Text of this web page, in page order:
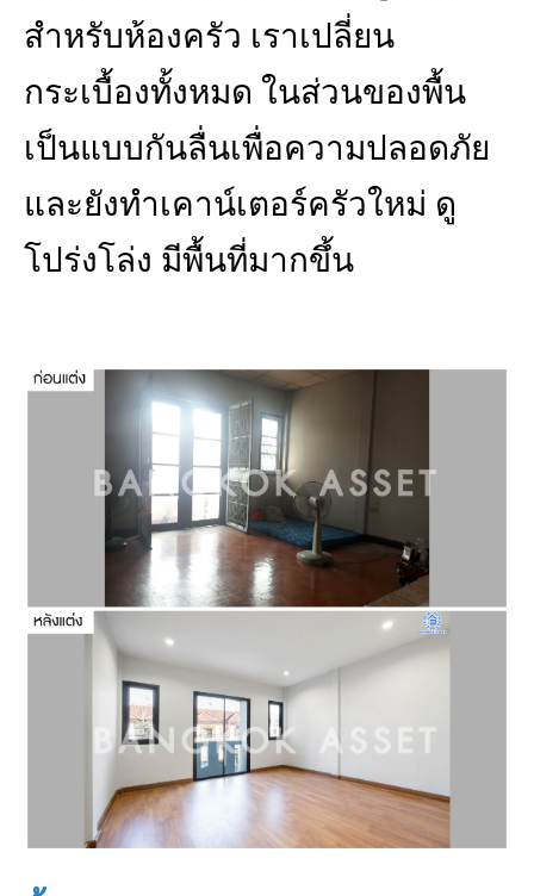
สำหรับห้องครัว เราเปลี่ยน
กระเบื้องทั้งหมด ในส่วนของพื้น
เป็นแบบกันลื่นเพื่อความปลอดภัย
และยังทำเคาน์เตอร์ครัวใหม่ ดู
โปร่งโล่ง มีพื้นที่มากขึ้น